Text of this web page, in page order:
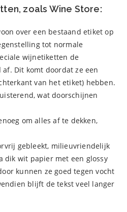
zoals Wine Store:
over een bestaand etiket op
tot normale
wijnetiketten de
Dit komt doordat ze een
van het etiket) hebben.
wat doorschijnen
om alles af te dekken,
gebleekt, milieuvriendelijk
dik wit papier met een glossy
kunnen ze goed tegen vocht
blijft de tekst veel langer